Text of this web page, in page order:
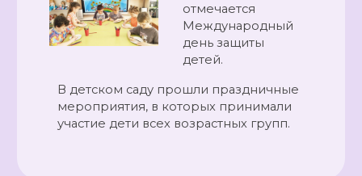
отмечается
Международный
день защиты
детей.
В детском саду прошли праздничные
мероприятия, в которых принимали
участие дети всех возрастных групп.